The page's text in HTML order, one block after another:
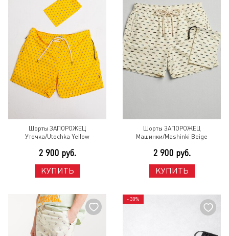
Шорты ЗАПОРОЖЕЦ
Уточка/Utochka Yellow
2 900 руб.
КУПИТЬ
Шорты ЗАПОРОЖЕЦ
Машинки/Mashinki Beige
2 900 руб.
КУПИТЬ
- 30%